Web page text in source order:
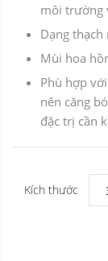
môi trường
Dạng
Mùi hoa
Phù hợp
nên căng
đặc trị cần
Kích thước